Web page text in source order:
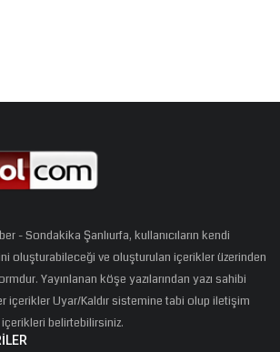
- Sondakika Şanlıurfa, kullanıcıların kendi
oluşturabileceği ve oluşturulan içerikler üzerinden
Yayınlanan köşe yazılarından yazı sahibi
içerikler Uyar/Kaldır sistemine tabi olup iletişim
belirtebilirsiniz.